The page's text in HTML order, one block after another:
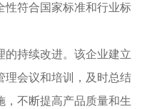
性符合国家标准和行业标
的持续改进。该企业建立
理会议和培训，及时总结
，不断提高产品质量和生